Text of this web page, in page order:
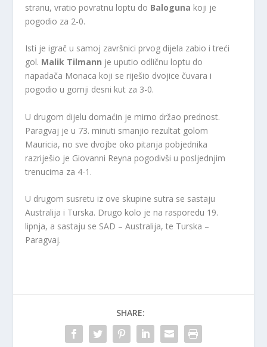
stranu, vratio povratnu loptu do Baloguna koji je
pogodio za 2-0.
Isti je igrač u samoj završnici prvog dijela zabio i treći
gol. Malik Tilmann je uputio odličnu loptu do
napadača Monaca koji se riješio dvojice čuvara i
pogodio u gornji desni kut za 3-0.
U drugom dijelu domaćin je mirno držao prednost.
Paragvaj je u 73. minuti smanjio rezultat golom
Mauricia, no sve dvojbe oko pitanja pobjednika
razriješio je Giovanni Reyna pogodivši u posljednjim
trenucima za 4-1.
U drugom susretu iz ove skupine sutra se sastaju
Australija i Turska. Drugo kolo je na rasporedu 19.
lipnja, a sastaju se SAD – Australija, te Turska –
Paragvaj.
SHARE: